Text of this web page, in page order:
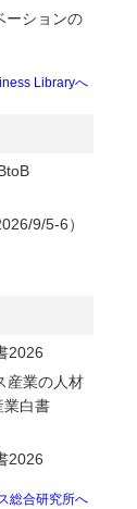
横断で活用
、LIGHTzが
画策定に向
ーションの
Libraryへ
9/5-6）
2026
産業の⼈材
⽩書
2026
総合研究所へ